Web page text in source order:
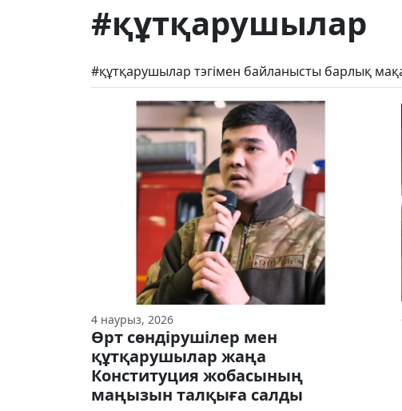
#құтқарушылар
#құтқарушылар тэгімен байланысты барлық
4 наурыз, 2026
Өрт сөндірушілер мен
құтқарушылар жаңа
Конституция жобасының
маңызын талқыға салды